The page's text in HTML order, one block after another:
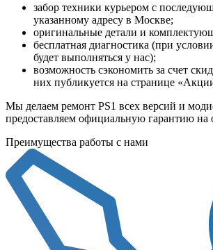
забор техники курьером с
указанному адресу в Москве;
оригинальные детали и
бесплатная диагностика (при
будет выполняться у нас);
возможность сэкономить за счет
них публикуется на странице
Мы делаем ремонт PS1 всех версий и
предоставляем официальную гарантию на
Преимущества работы с нами